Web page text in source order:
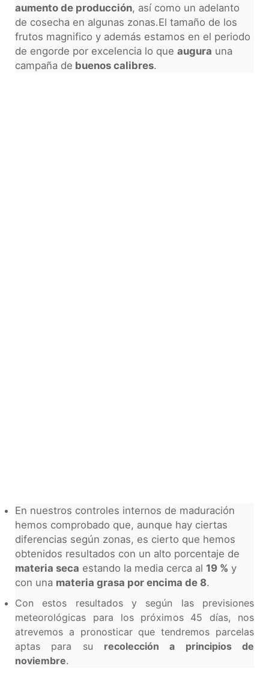
aumento de producción, así como un adelanto
de cosecha en algunas zonas.El tamaño de los
frutos magnifico y además estamos en el periodo
de engorde por excelencia lo que augura una
campaña de buenos calibres.
En nuestros controles internos de maduración
hemos comprobado que, aunque hay ciertas
diferencias según zonas, es cierto que hemos
obtenidos resultados con un alto porcentaje de
materia seca estando la media cerca al 19 % y
con una materia grasa por encima de 8.
Con estos resultados y según las previsiones
meteorológicas para los próximos 45 días, nos
atrevemos a pronosticar que tendremos parcelas
aptas para su recolección a principios de
noviembre.